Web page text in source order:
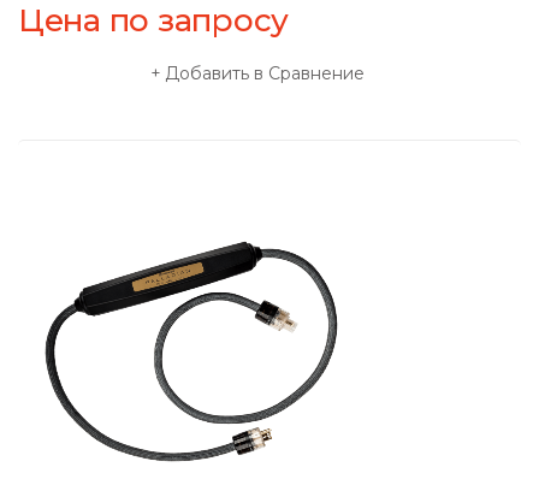
Цена по запросу
Добавить в Сравнение